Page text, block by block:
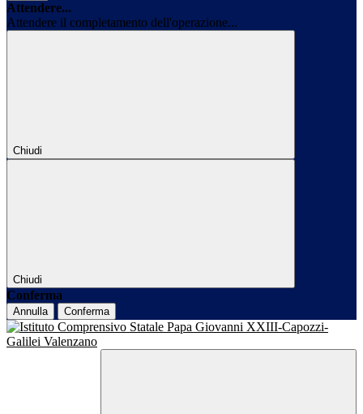
Attendere...
Attendere il completamento dell'operazione...
Chiudi
Chiudi
Conferma
Annulla Conferma